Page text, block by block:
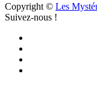
Copyright © Les
Suivez-nous !